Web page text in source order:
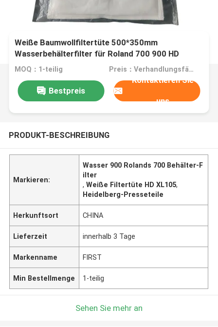
Weiße Baumwollfiltertüte 500*350mm
Wasserbehälterfilter für Roland 700 900 HD
XL105 CD102
MOQ：1-teilig Preis：Verhandlungsfähig
Bestpreis
Kontaktieren Sie
uns
PRODUKT-BESCHREIBUNG
Markieren:
Wasser 900 Rolands 700 Behälter-F
ilter
,Weiße Filtertüte HD XL105,
Heidelberg-Presseteile
Herkunftsort CHINA
Lieferzeit innerhalb 3 Tage
Markenname FIRST
Min Bestellmenge 1-teilig
Sehen Sie mehr an